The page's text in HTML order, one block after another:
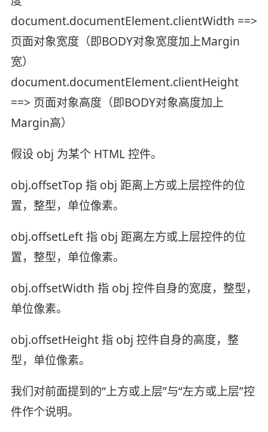
document.documentElement.clientWidth ==>
页面对象宽度（即BODY对象宽度加上Margin
宽）
document.documentElement.clientHeight
==> 页面对象高度（即BODY对象高度加上
Margin高）
假设 obj 为某个 HTML 控件。
obj.offsetTop 指 obj 距离上方或上层控件的位
置，整型，单位像素。
obj.offsetLeft 指 obj 距离左方或上层控件的位
置，整型，单位像素。
obj.offsetWidth 指 obj 控件自身的宽度，整型，
单位像素。
obj.offsetHeight 指 obj 控件自身的高度，整
型，单位像素。
我们对前面提到的“上方或上层”与“左方或上层”控
件作个说明。